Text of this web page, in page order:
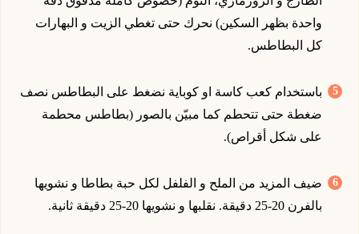
واحدة بظهر السكين) نحرك حتى تغطي الزيت و البهارات
كل البطاطس.
باستخدام كعب كاسة او كوباية نضغط على البطاطس نصف
ضغطة حتى تتحطم كما مبيّن بالصور (بطاطس محطمة
على شكل أقراص).
ضيف المزيد من الملح و الفلفل لكل حبة بطاطا و نشويها
بالفرن 20-25 دقيقة. نقلبها و نشويها 20-25 دقيقة ثانية.